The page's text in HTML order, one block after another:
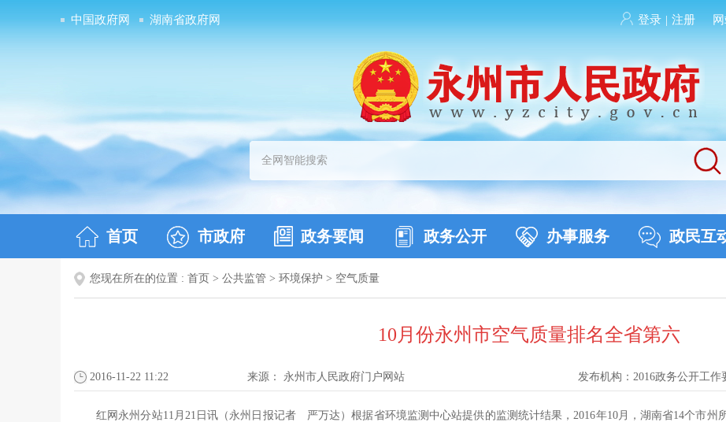
中国政府网 湖南省政府网 登录 | 注册
首页 市政府 政务要闻 政务公开 办事服务 政民互
您现在所在的位置 : 首页 > 公共监管 > 环境保护 > 空气质量
10月份永州市空气质量排名全省第六
2016-11-22 11:22 来源： 永州市人民政府门户网站 发布机构： 2016政务公开工作
红网永州分站11月21日讯（永州日报记者 严万达）根据省环境监测中心站提供的监测统计结果，2016年10月，湖南省14个市州